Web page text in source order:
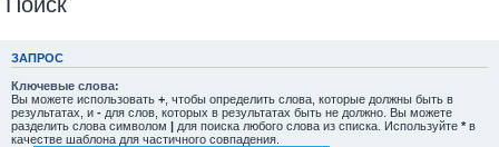
ЗАПРОС
Ключевые слова:
Вы можете использовать + , чтобы определить слова, которые должны быть в
результатах, и - для слов, которых в результатах быть не должно. Вы можете
разделить слова символом | для поиска любого слова из списка. Используйте * в
качестве шаблона для частичного совпадения.